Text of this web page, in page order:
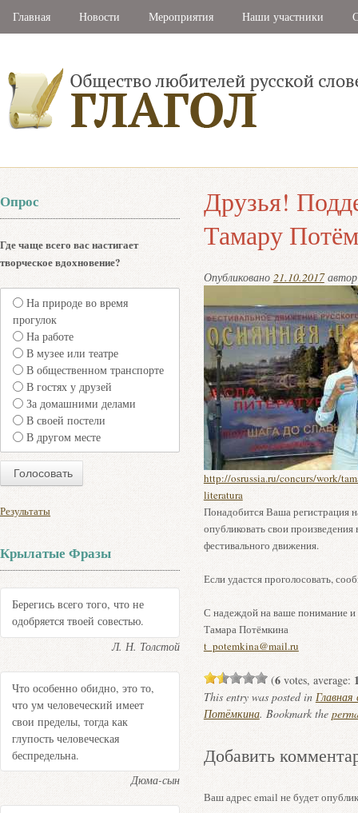
Главная Новости Мероприятия Наши участники
Друзья!
Тамару
Опубликовано 21.10.2017
http://osrussia.ru/concurs/work/
literatura
Понадобится Ваша регистрация
опубликовать свои
фестивального движения.
Если удастся проголосовать,
С надеждой на ваше понимание
Тамара Потёмкина
t_potemkina@mail.ru
(6votes, average:
This entry was posted in
Потёмкина. Bookmark the
Добавить
Ваш адрес email не будет
Опрос
Где чаще всего вас настигает
творческое вдохновение?
На природе во время
прогулок
На работе
В музее или театре
В общественном транспорте
В гостях у друзей
За домашними делами
В своей постели
В другом месте
Результаты
Крылатые Фразы
Берегись всего того, что не
одобряется твоей совестью.
Л. Н. Толстой
Что особенно обидно, это то,
что ум человеческий имеет
свои пределы, тогда как
глупость человеческая
беспредельна.
Дюма-сын